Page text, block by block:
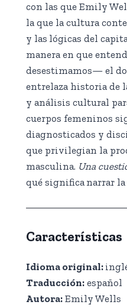
con las que Emily
la que la cultura
y las lógicas del
manera en que
desestimamos— el
entrelaza historia de
y análisis cultural
cuerpos femeninos
diagnosticados y
que privilegian la
masculina. Una
qué significa narrar
Características
Idioma original:
Traducción: español
Autora: Emily Wells